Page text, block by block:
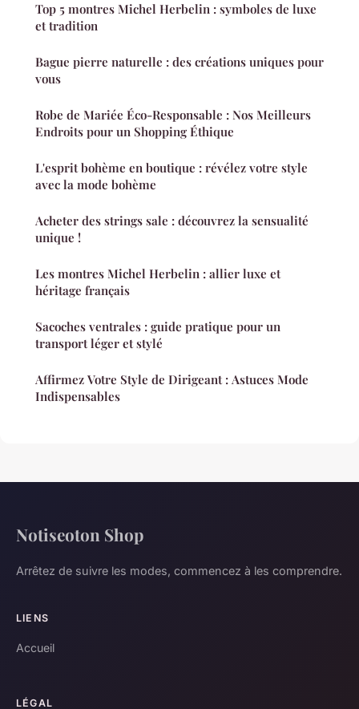
Top 5 montres Michel Herbelin : symboles de luxe
et tradition
Bague pierre naturelle : des créations uniques pour
vous
Robe de Mariée Éco-Responsable : Nos Meilleurs
Endroits pour un Shopping Éthique
L'esprit bohème en boutique : révélez votre style
avec la mode bohème
Acheter des strings sale : découvrez la sensualité
unique !
Les montres Michel Herbelin : allier luxe et
héritage français
Sacoches ventrales : guide pratique pour un
transport léger et stylé
Affirmez Votre Style de Dirigeant : Astuces Mode
Indispensables
Notiseoton Shop
Arrêtez de suivre les modes, commencez à les comprendre.
LIENS
Accueil
LÉGAL